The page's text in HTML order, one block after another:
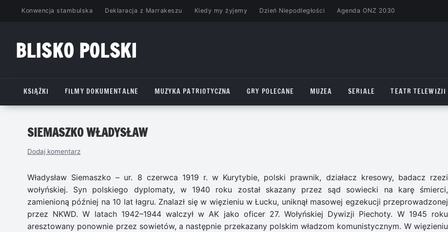
PrzejdźKonwencja stambulska Deklaracja z Marrakeszu Kiedy my żyjemy Dzień Niepodległości Agenda ONZ 2030
BLISKO POLSKI
KSIĄŻKI
FILMY DOKUMENTALNE MUZYKA PATRIOTYCZNA GRY POLECANE MUZEA SERIALE TEATR TELEWIZJI
SIEMASZKO WŁADYSŁAW
Dodaj komentarz
Władysław Siemaszko – ur. 8 czerwca 1919 r. w Kurytybie, polski prawnik, działacz kresowy, badacz rzezi
wołyńskiej. Syn polskiego dyplomaty, w 1940 roku został skazany przez sąd sowiecki na karę śmierci,
zamienioną później na 10 lat łagru. Znalazł się w więzieniu w Łucku, uniknął masowej egzekucji przeprowadzonej
przez NKWD. W latach 1942–1944 walczył w AK jako oficer 27. Wołyńskiej Dywizji Piechoty. W 1945 roku
aresztowany ponownie przez sowietów, a następnie przekazany polskim władzom komunistycznym. W więzieniu